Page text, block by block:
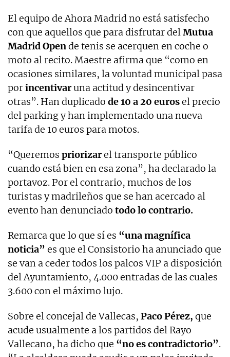
El equipo de Ahora Madrid no está satisfecho
con que aquellos que para disfrutar delMutua
Madrid Opende tenis se acerquen en coche o
moto al recito. Maestre afirma que “como en
ocasiones similares, la voluntad municipal pasa
porincentivaruna actitud y desincentivar
otras”. Han duplicado de 10 a 20 eurosel precio
del parking y han implementado una nueva
tarifa de 10 euros para motos.
“Queremos priorizarel transporte público
cuando está bien en esa zona”, ha declarado la
portavoz. Por el contrario, muchos de los
turistas y madrileños que se han acercado al
evento han denunciado todo lo contrario.
Remarca que lo que sí es “una magnífica
noticia” es que el Consistorio ha anunciado que
se van a ceder todos los palcos VIP a disposición
del Ayuntamiento, 4.000 entradas de las cuales
3.600 con el máximo lujo.
Sobre el concejal de Vallecas, Paco Pérez, que
acude usualmente a los partidos del Rayo
Vallecano, ha dicho que “no es contradictorio”.